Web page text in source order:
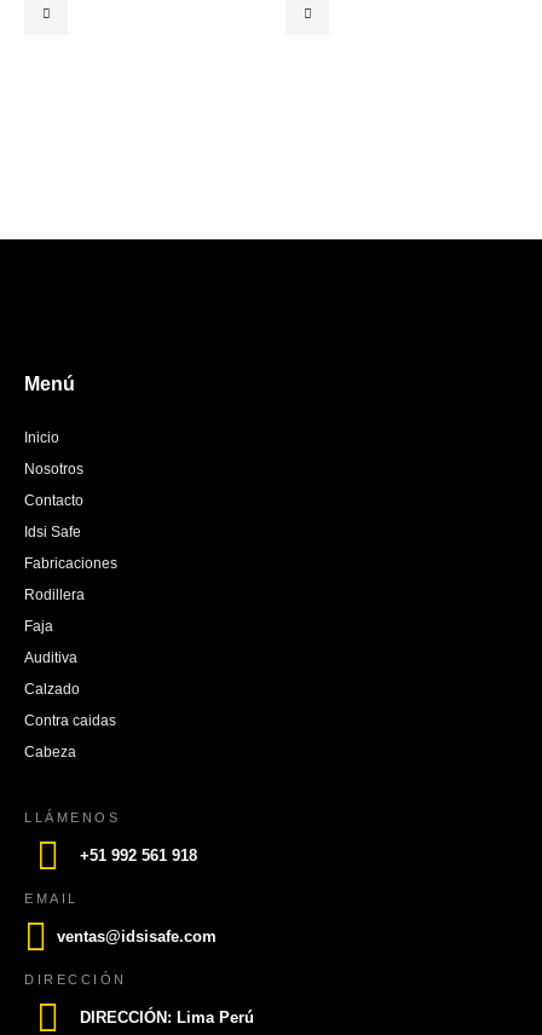
Menú
Inicio
Nosotros
Contacto
Idsi Safe
Fabricaciones
Rodillera
Faja
Auditiva
Calzado
Contra caidas
Cabeza
LLÁMENOS
+51 992 561 918
EMAIL
ventas@idsisafe.com
DIRECCIÓN
DIRECCIÓN: Lima Perú